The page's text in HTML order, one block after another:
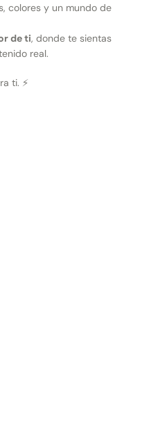
colores y un mundo de
de ti, donde te sientas
real.
ti. ⚡